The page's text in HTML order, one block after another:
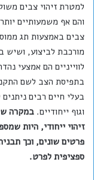
למטרת זיהוי צבים
והם אף משמעותיים
צבים באמצעות תג
מורכבת לביצוע, ושיש
לווייניים הם אמצעי
בתפיסת הצב לשם
בעלי חיים רבים
וגוף ייחודיים. במקרה
זיהוי ייחודי, היות
פרטים שונים, וכך
ספציפית לפרט.